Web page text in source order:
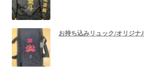
お持ち込みリュック/オリジナ